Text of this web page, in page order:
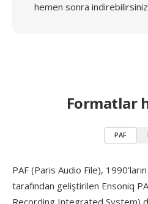
hemen sonra indirebilirsiniz
Formatlar
PAF
PAF (Paris Audio File),
tarafından geliştirilen Ensoniq
Recording Integrated System)